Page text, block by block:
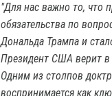
"Для нас важно то, что
обязательства по
Дональда Трампа и
Президент США верит в
Одним из столпов
воспринимается как